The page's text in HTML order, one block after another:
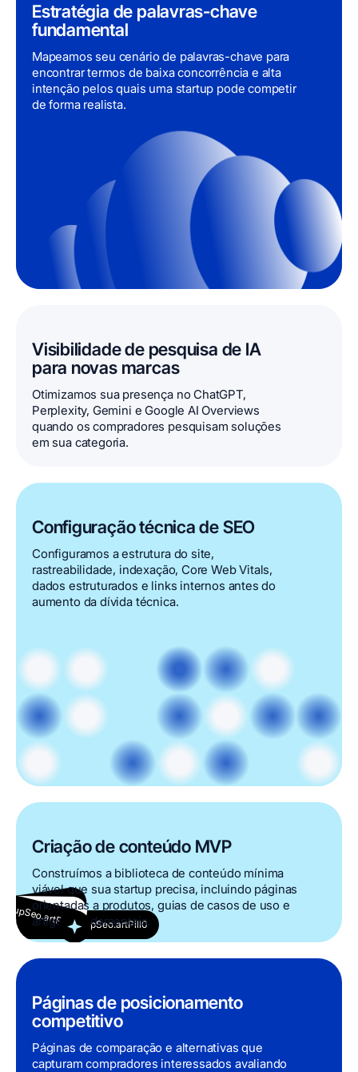
Estratégia de palavras-chave
fundamental
Mapeamos seu cenário de palavras-chave para
encontrar termos de baixa concorrência e alta
intenção pelos quais uma startup pode competir
de forma realista.
Visibilidade de pesquisa de IA
para novas marcas
Otimizamos sua presença no ChatGPT,
Perplexity, Gemini e Google AI Overviews
quando os compradores pesquisam soluções
em sua categoria.
Configuração técnica de SEO
Configuramos a estrutura do site,
rastreabilidade, indexação, Core Web Vitals,
dados estruturados e links internos antes do
aumento da dívida técnica.
Criação de conteúdo MVP
Construímos a biblioteca de conteúdo mínima
viável que sua startup precisa, incluindo páginas
orientadas a produtos, guias de casos de uso e
artigos fundamentais.
IndustryStartupSeo.artPill0
Páginas de posicionamento
competitivo
Páginas de comparação e alternativas que
capturam compradores interessados ​​avaliando